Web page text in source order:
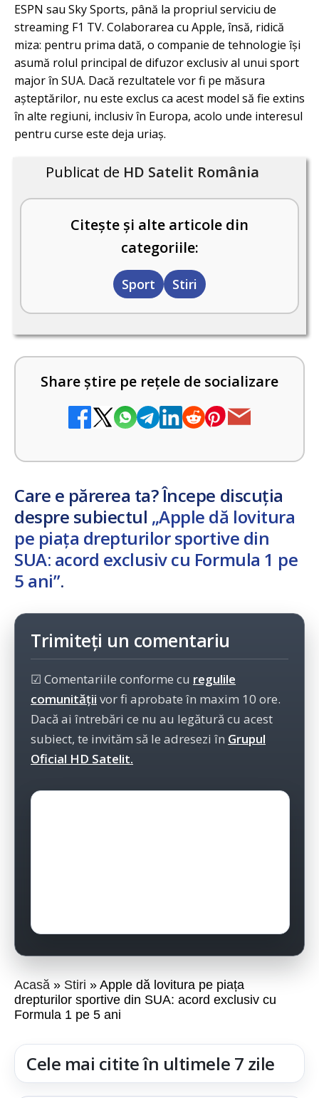
ESPN sau Sky Sports, până la propriul serviciu de
streaming F1 TV. Colaborarea cu Apple, însă, ridică
miza: pentru prima dată, o companie de tehnologie își
asumă rolul principal de difuzor exclusiv al unui sport
major în SUA. Dacă rezultatele vor fi pe măsura
așteptărilor, nu este exclus ca acest model să fie extins
în alte regiuni, inclusiv în Europa, acolo unde interesul
pentru curse este deja uriaș.
Publicat de HD Satelit România
Citește și alte articole din
categoriile:
Sport Stiri
Share știre pe rețele de socializare
Care e părerea ta? Începe discuția
despre subiectul „Apple dă lovitura
pe piața drepturilor sportive din
SUA: acord exclusiv cu Formula 1 pe
5 ani”.
Trimiteți un comentariu
☑ Comentariile conforme cu regulile
comunității vor fi aprobate în maxim 10 ore.
Dacă ai întrebări ce nu au legătură cu acest
subiect, te invităm să le adresezi în Grupul
Oficial HD Satelit.
Acasă Stiri
Apple dă lovitura pe piața
drepturilor sportive din SUA: acord exclusiv cu
Formula 1 pe 5 ani
Cele mai citite în ultimele 7 zile